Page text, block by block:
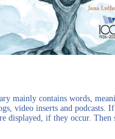
mainly contains words,
video inserts and podcasts.
displayed, if they occur.